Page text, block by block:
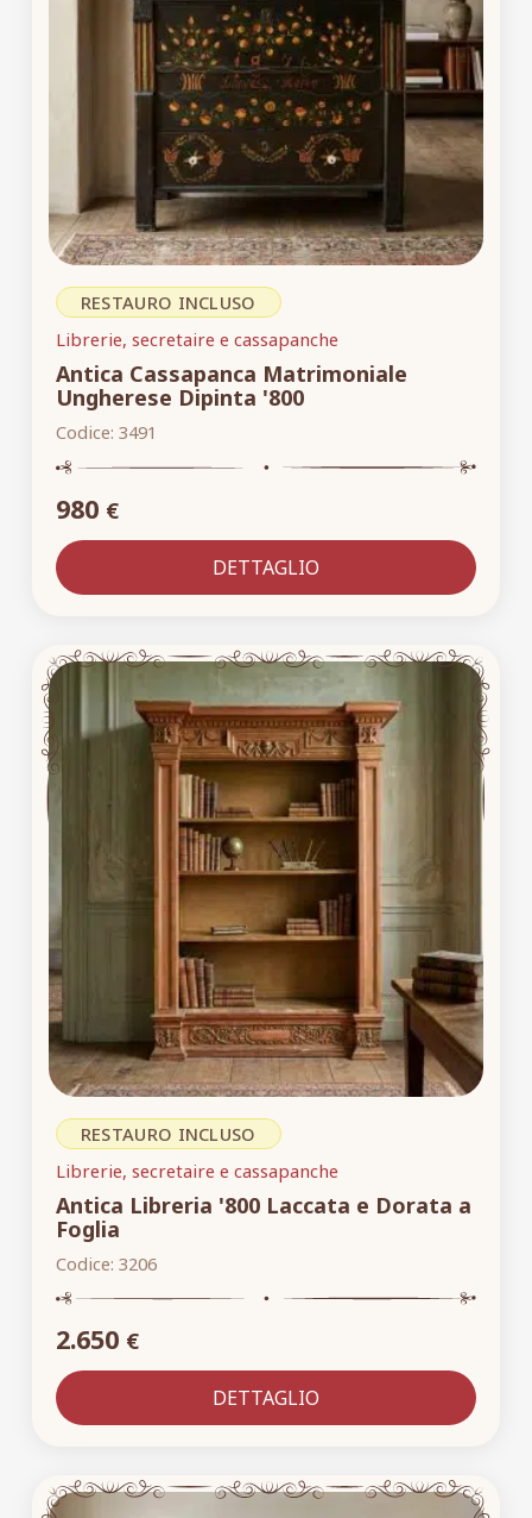
RESTAURO INCLUSO
Librerie, secretaire e cassapanche
Antica Cassapanca Matrimoniale
Ungherese Dipinta '800
Codice: 3491
980 €
DETTAGLIO
RESTAURO INCLUSO
Librerie, secretaire e cassapanche
Antica Libreria '800 Laccata e Dorata a
Foglia
Codice: 3206
2.650 €
DETTAGLIO